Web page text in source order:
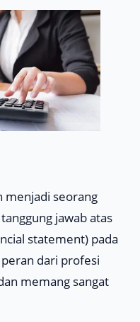
menjadi seorang
jawab atas
statement) pada
dari profesi
memang sangat